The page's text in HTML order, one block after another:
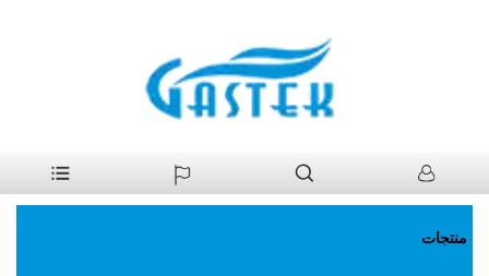
سخان مياه غاز
منتجات